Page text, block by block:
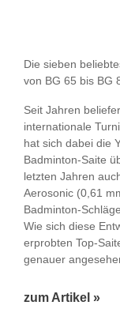
Die sieben
von BG 65 bis BG
Seit Jahren
internationale
hat sich dabei die
Badminton-Saite
letzten Jahren
Aerosonic (0,61
Badminton-
Wie sich diese
erprobten Top-
genauer
zum Artikel »